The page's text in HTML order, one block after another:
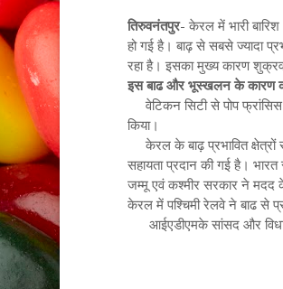
तिरुवनंतपुर- केरल में भारी
हो गई है। बाढ़ से सबसे ज्यादा
रहा है। इसका मुख्य कारण
इस बाढ और भूस्खलन के कारण
वेटिकन सिटी से पोप फ्रांसिस
किया।
केरल के बाढ़ प्रभावित
सहायता प्रदान की गई है।
जम्मू एवं कश्मीर सरकार ने मदद
केरल में पश्चिमी रेलवे ने बाढ से
आईएडीएमके सांसद और